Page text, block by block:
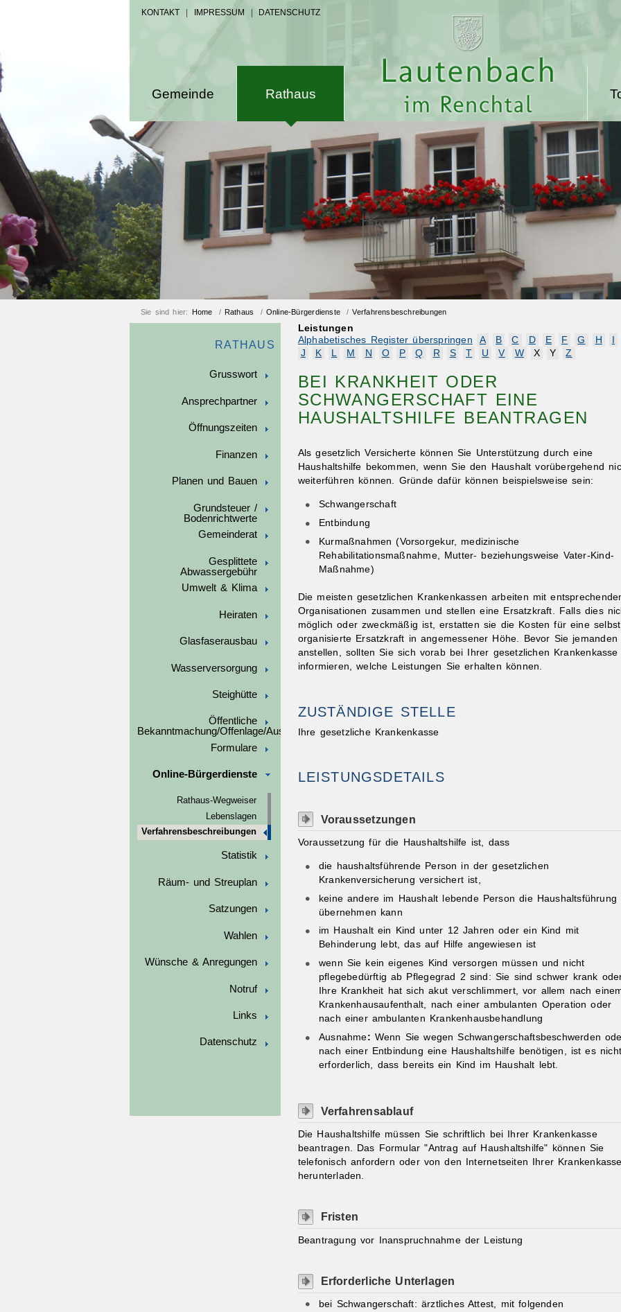
KONTAKT IMPRESSUM DATENSCHUTZ
Gemeinde Rathaus
Sie sind hier: Home / Rathaus / Online-Bürgerdienste /Verfahrensbeschreibungen
RATHAUS
Grusswort
Ansprechpartner
Öffnungszeiten
Finanzen
Planen und Bauen
Grundsteuer /
Bodenrichtwerte
Gemeinderat
Gesplittete
Abwassergebühr
Umwelt & Klima
Heiraten
Glasfaserausbau
Wasserversorgung
Steighütte
Öffentliche
Bekanntmachung/Offenlage/Ausschreibungen
Formulare
Online-Bürgerdienste
Rathaus-Wegweiser
Lebenslagen
Verfahrensbeschreibungen
Statistik
Räum- und Streuplan
Satzungen
Wahlen
Wünsche & Anregungen
Notruf
Links
Datenschutz
Leistungen
Alphabetisches Register überspringen
A B C D E F G H
J
K L M N O P Q R S T U V W X Y Z
BEI KRANKHEIT ODER
SCHWANGERSCHAFT EINE
HAUSHALTSHILFE BEANTRAGEN
Als gesetzlich Versicherte können Sie Unterstützung durch eine
Haushaltshilfe bekommen, wenn Sie den Haushalt vorübergehend
weiterführen können. Gründe dafür können beispielsweise sein:
Schwangerschaft
Entbindung
Kurmaßnahmen (Vorsorgekur, medizinische
Rehabilitationsmaßnahme, Mutter- beziehungsweise Vater-Kind-
Maßnahme)
Die meisten gesetzlichen Krankenkassen arbeiten mit
Organisationen zusammen und stellen eine Ersatzkraft. Falls dies
möglich oder zweckmäßig ist, erstatten sie die Kosten für eine selbst
organisierte Ersatzkraft in angemessener Höhe.
Bevor Sie jemanden
anstellen, sollten Sie sich vorab bei Ihrer gesetzlichen Krankenkasse
informieren, welche Leistungen Sie erhalten können.
ZUSTÄNDIGE STELLE
Ihre gesetzliche Krankenkasse
LEISTUNGSDETAILS
Voraussetzungen
Voraussetzung für die Haushaltshilfe ist, dass
die haushaltsführende Person in der gesetzlichen
Krankenversicherung versichert ist,
keine andere im Haushalt lebende Person die Haushaltsführung
übernehmen kann
im Haushalt ein Kind unter 12 Jahren oder ein Kind mit
Behinderung lebt, das auf Hilfe angewiesen ist
wenn Sie kein eigenes Kind versorgen müssen und nicht
pflegebedürftig ab Pflegegrad 2 sind: Sie sind schwer krank
Ihre Krankheit hat sich akut verschlimmert, vor allem nach
Krankenhausaufenthalt, nach einer ambulanten Operation oder
nach einer ambulanten Krankenhausbehandlung
Ausnahme: Wenn Sie wegen Schwangerschaftsbeschwerden
nach einer Entbindung eine Haushaltshilfe benötigen, ist es nicht
erforderlich, dass bereits ein Kind im Haushalt lebt.
Verfahrensablauf
Die Haushaltshilfe müssen Sie schriftlich bei Ihrer Krankenkasse
beantragen. Das Formular "Antrag auf Haushaltshilfe" können Sie
telefonisch anfordern oder von den Internetseiten Ihrer Krankenkasse
herunterladen.
Fristen
Beantragung vor Inanspruchnahme der Leistung
Erforderliche Unterlagen
bei Schwangerschaft: ärztliches Attest, mit folgenden